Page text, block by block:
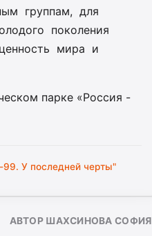
группам, для
поколения
ценность мира и
парке «Россия -
99. У последней черты"
АВТОР ШАХСИНОВА СОФИЯ